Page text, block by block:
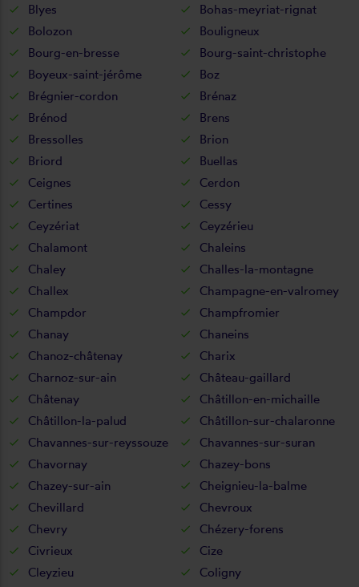
Blyes
Bohas-meyriat-rignat
Bolozon
Bouligneux
Bourg-en-bresse
Bourg-saint-christophe
Boyeux-saint-jérôme
Boz
Brégnier-cordon
Brénaz
Brénod
Brens
Bressolles
Brion
Briord
Buellas
Ceignes
Cerdon
Certines
Cessy
Ceyzériat
Ceyzérieu
Chalamont
Chaleins
Chaley
Challes-la-montagne
Challex
Champagne-en-valromey
Champdor
Champfromier
Chanay
Chaneins
Chanoz-châtenay
Charix
Charnoz-sur-ain
Château-gaillard
Châtenay
Châtillon-en-michaille
Châtillon-la-palud
Châtillon-sur-chalaronne
Chavannes-sur-reyssouze
Chavannes-sur-suran
Chavornay
Chazey-bons
Chazey-sur-ain
Cheignieu-la-balme
Chevillard
Chevroux
Chevry
Chézery-forens
Civrieux
Cize
Cleyzieu
Coligny